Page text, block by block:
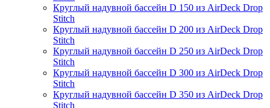
Круглый надувной бассейн D 150 из AirDeck Drop
Stitch
Круглый надувной бассейн D 200 из AirDeck Drop
Stitch
Круглый надувной бассейн D 250 из AirDeck Drop
Stitch
Круглый надувной бассейн D 300 из AirDeck Drop
Stitch
Круглый надувной бассейн D 350 из AirDeck Drop
Stitch